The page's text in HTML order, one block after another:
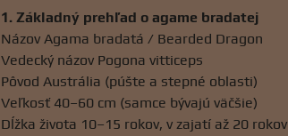
1. Základný prehľad o agame bradatej
Názov Agama bradatá / Bearded Dragon
Vedecký názov Pogona vitticeps
Pôvod Austrália (púšte a stepné oblasti)
Veľkosť 40–60 cm (samce bývajú väčšie)
Dĺžka života 10–15 rokov, v zajatí až 20 rokov